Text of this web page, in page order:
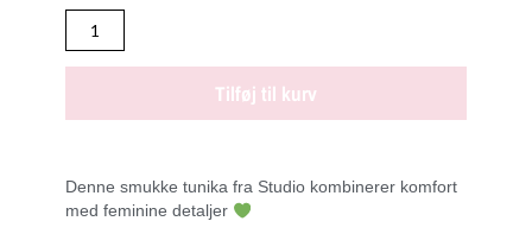
Tilføj til kurv
Denne smukke tunika fra Studio kombinerer komfort
med feminine detaljer